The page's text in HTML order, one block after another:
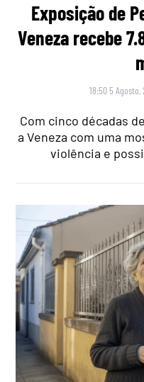
Exposição de
Veneza recebe
18:50 5 Agosto,
Com cinco décadas
a Veneza com uma
violência e